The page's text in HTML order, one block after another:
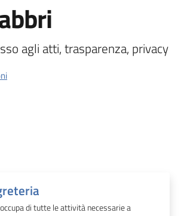
agli atti, trasparenza, privacy
di tutte le attività necessarie a